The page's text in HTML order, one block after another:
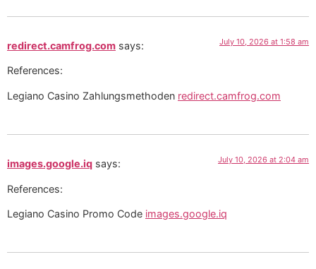
redirect.camfrog.com says: July 10, 2026 at 1:58 am
References:
Legiano Casino Zahlungsmethoden redirect.camfrog.com
images.google.iq says: July 10, 2026 at 2:04 am
References:
Legiano Casino Promo Code images.google.iq